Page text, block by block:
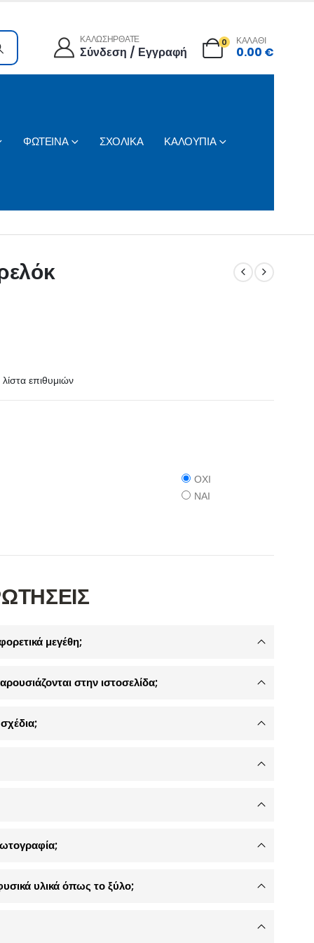
ΚΑΛΩΣΗΡΘΑΤΕ
Σύνδεση / Εγγραφή
0 ΚΑΛΑΘΙ
0.00 €
ΦΩΤΕΙΝΑ ΣΧΟΛΙΚΑ ΚΑΛΟΥΠΙΑ
επιθυμιών
ΟΧΙ
ΝΑΙ
μεγέθη;
στην ιστοσελίδα;
υλικά όπως το ξύλο;